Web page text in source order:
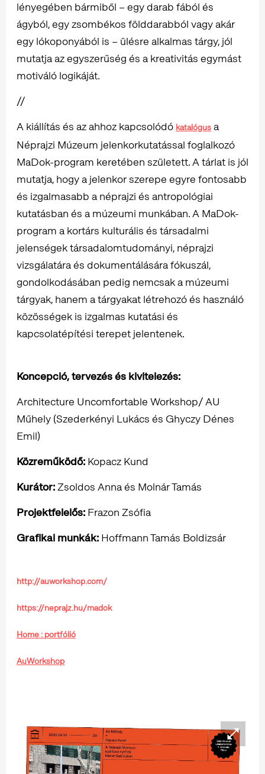
lényegében bármiből – egy darab fából és
ágyból, egy zsombékos földdarabból vagy akár
egy lókoponyából is – ülésre alkalmas tárgy, jól
mutatja az egyszerűség és a kreativitás egymást
motiváló logikáját.
//
A kiállítás és az ahhoz kapcsolódó katalógus a
Néprajzi Múzeum jelenkorkutatással foglalkozó
MaDok-program keretében született. A tárlat is jól
mutatja, hogy a jelenkor szerepe egyre fontosabb
és izgalmasabb a néprajzi és antropológiai
kutatásban és a múzeumi munkában. A MaDok-
program a kortárs kulturális és társadalmi
jelenségek társadalomtudományi, néprajzi
vizsgálatára és dokumentálására fókuszál,
gondolkodásában pedig nemcsak a múzeumi
tárgyak, hanem a tárgyakat létrehozó és használó
közösségek is izgalmas kutatási és
kapcsolatépítési terepet jelentenek.
Koncepció, tervezés és kivitelezés:
Architecture Uncomfortable Workshop/ AU
Műhely (Szederkényi Lukács és Ghyczy Dénes
Emil)
Közreműködő: Kopacz Kund
Kurátor:Zsoldos Anna és Molnár Tamás
Projektfelelős: Frazon Zsófia
Grafikai munkák: Hoffmann Tamás Boldizsár
http://auworkshop.com/
https://neprajz.hu/madok
Home : portfólió
AuWorkshop